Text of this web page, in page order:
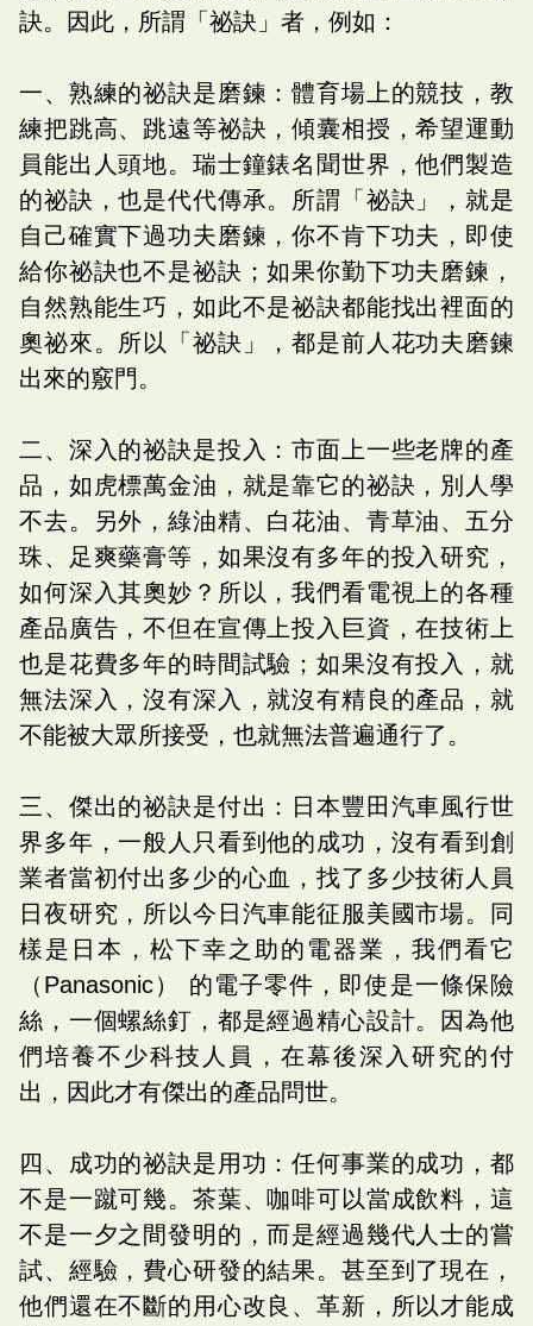
訣。因此，所謂「祕訣」者，例如：
一、熟練的祕訣是磨鍊：體育場上的競技，教
練把跳高、跳遠等祕訣，傾囊相授，希望運動
員能出人頭地。瑞士鐘錶名聞世界，他們製造
的祕訣，也是代代傳承。所謂「祕訣」，就是
自己確實下過功夫磨鍊，你不肯下功夫，即使
給你祕訣也不是祕訣；如果你勤下功夫磨鍊，
自然熟能生巧，如此不是祕訣都能找出裡面的
奧祕來。所以「祕訣」，都是前人花功夫磨鍊
出來的竅門。
二、深入的祕訣是投入：市面上一些老牌的產
品，如虎標萬金油，就是靠它的祕訣，別人學
不去。另外，綠油精、白花油、青草油、五分
珠、足爽藥膏等，如果沒有多年的投入研究，
如何深入其奧妙？所以，我們看電視上的各種
產品廣告，不但在宣傳上投入巨資，在技術上
也是花費多年的時間試驗；如果沒有投入，就
無法深入，沒有深入，就沒有精良的產品，就
不能被大眾所接受，也就無法普遍通行了。
三、傑出的祕訣是付出：日本豐田汽車風行世
界多年，一般人只看到他的成功，沒有看到創
業者當初付出多少的心血，找了多少技術人員
日夜研究，所以今日汽車能征服美國市場。同
樣是日本，松下幸之助的電器業，我們看它
（Panasonic） 的電子零件，即使是一條保險
絲，一個螺絲釘，都是經過精心設計。因為他
們培養不少科技人員，在幕後深入研究的付
出，因此才有傑出的產品問世。
四、成功的祕訣是用功：任何事業的成功，都
不是一蹴可幾。茶葉、咖啡可以當成飲料，這
不是一夕之間發明的，而是經過幾代人士的嘗
試、經驗，費心研發的結果。甚至到了現在，
他們還在不斷的用心改良、革新，所以才能成